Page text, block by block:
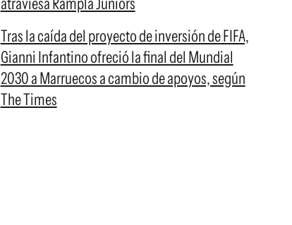
Tras la caída del proyecto de inversión de FIFA,
Gianni Infantino ofreció la final del Mundial
2030 a Marruecos a cambio de apoyos, según
The Times